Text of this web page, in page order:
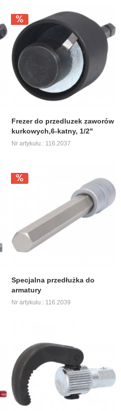
Frezer do przedluzek zaworów
kurkowych,6-katny, 1/2"
Nr artykułu.: 116.2037
Specjalna przedłużka do
armatury
Nr artykułu.: 116.2039